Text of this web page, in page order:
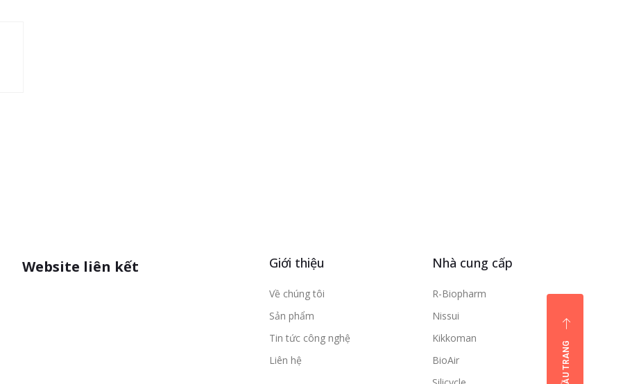
Website liên kết Giới thiệu
Về chúng tôi
Sản phẩm
Tin tức công nghệ
Liên hệ
Nhà cung cấp
R-Biopharm
Nissui
Kikkoman
BioAir
ĐẦU TRANG